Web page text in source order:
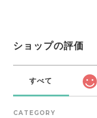
ショップの評価
すべて
CATEGORY